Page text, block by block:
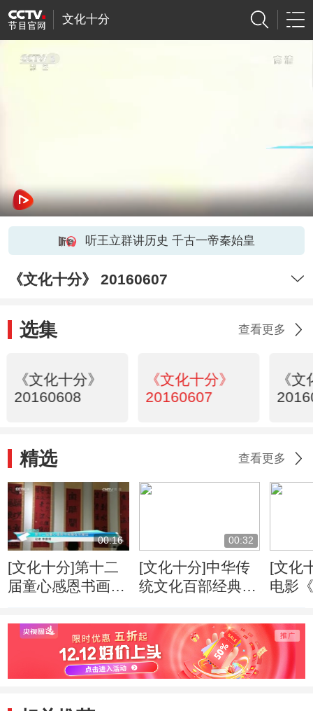
文化十分
听王立群讲历史 千古一帝秦始皇
《文化十分》 20160607
选集 查看更多
《文化十分》
20160608
《文化十分》
20160607
《
精选 查看更多
00:16
[文化十分]第十二
届童心感恩书画展
00:32
[文化十分]中华传
统文化百部经典
[文化
电影